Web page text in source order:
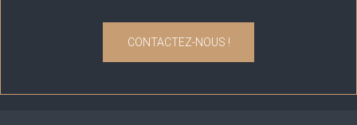
CONTACTEZ-NOUS !